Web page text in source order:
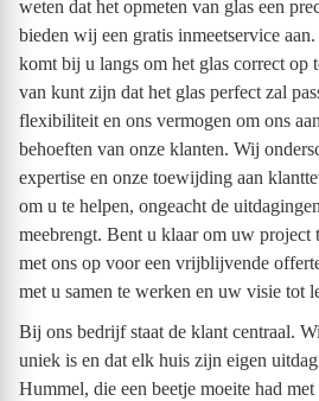
weten dat het opmeten van glas een
bieden wij een gratis inmeetservice
komt bij u langs om het glas correct op
van kunt zijn dat het glas perfect zal
flexibiliteit en ons vermogen om ons
behoeften van onze klanten. Wij
expertise en onze toewijding aan
om u te helpen, ongeacht de
meebrengt. Bent u klaar om uw project
met ons op voor een vrijblijvende
met u samen te werken en uw visie tot
Bij ons bedrijf staat de klant centraal.
uniek is en dat elk huis zijn eigen
Hummel, die een beetje moeite had